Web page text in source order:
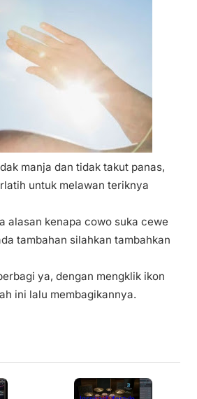
manja dan tidak takut panas,
untuk melawan teriknya
alasan kenapa cowo suka cewe
tambahan silahkan tambahkan
ya, dengan mengklik ikon
ini lalu membagikannya.